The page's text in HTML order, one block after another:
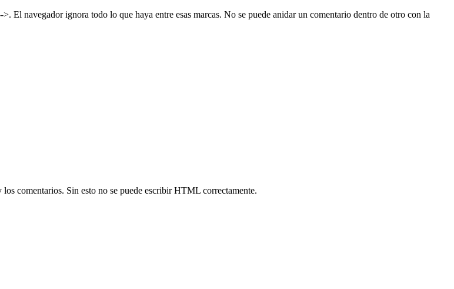
El navegador ignora todo lo que haya entre esas marcas. No se puede anidar un comentario dentro de otro con la
comentarios. Sin esto no se puede escribir HTML correctamente.